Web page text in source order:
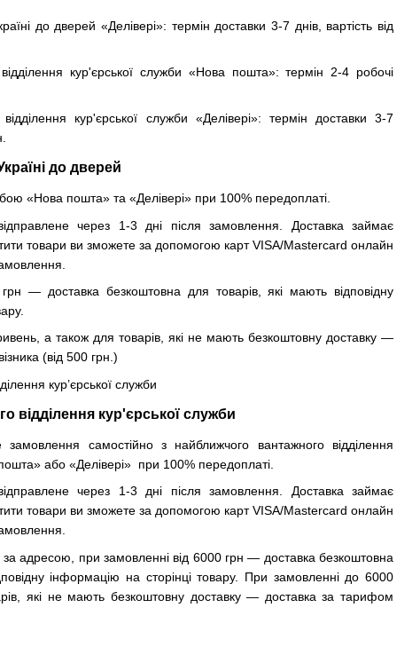
до дверей «Делівері»: термін доставки 3-7 днів, вартість від
кур'єрської служби «Нова пошта»: термін 2-4 робочі
кур'єрської служби «Делівері»: термін доставки 3-7
до дверей
«Нова пошта» та «Делівері» при 100% передоплаті.
через 1-3 дні після замовлення. Доставка займає
товари ви зможете за допомогою карт VISA/Mastercard онлайн
— доставка безкоштовна для товарів, які мають відповідну
а також для товарів, які не мають безкоштовну доставку —
(від 500 грн.)
кур’єрської служби
відділення кур'єрської служби
самостійно з найближчого вантажного відділення
або «Делівері» при 100% передоплаті.
через 1-3 дні після замовлення. Доставка займає
товари ви зможете за допомогою карт VISA/Mastercard онлайн
за адресою, при замовленні від 6000 грн — доставка безкоштовна
інформацію на сторінці товару. При замовленні до 6000
які не мають безкоштовну доставку — доставка за тарифом